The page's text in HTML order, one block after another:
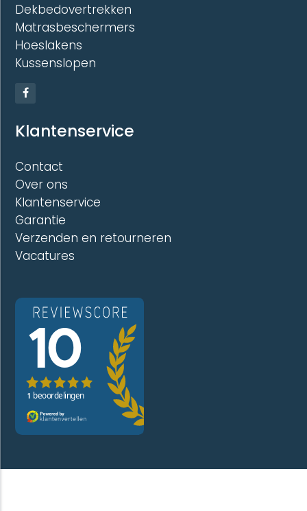
Dekbedovertrekken
Matrasbeschermers
Hoeslakens
Kussenslopen
Klantenservice
Contact
Over ons
Klantenservice
Garantie
Verzenden en retourneren
Vacatures